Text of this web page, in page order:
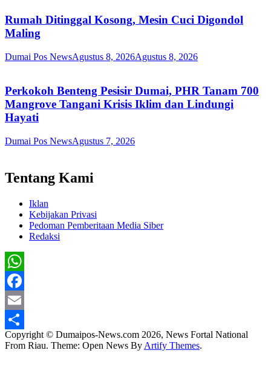
Rumah Ditinggal Kosong, Mesin Cuci Digondol
Maling
Dumai Pos NewsAgustus 8, 2026Agustus 8, 2026
Perkokoh Benteng Pesisir Dumai, PHR Tanam 700
Mangrove Tangani Krisis Iklim dan Lindungi
Hayati
Dumai Pos NewsAgustus 7, 2026
Tentang Kami
Iklan
Kebijakan Privasi
Pedoman Pemberitaan Media Siber
Redaksi
WhatsApp
Facebook
Email
Share
Copyright © Dumaipos-News.com 2026, News Fortal National
From Riau. Theme: Open News By Artify Themes.